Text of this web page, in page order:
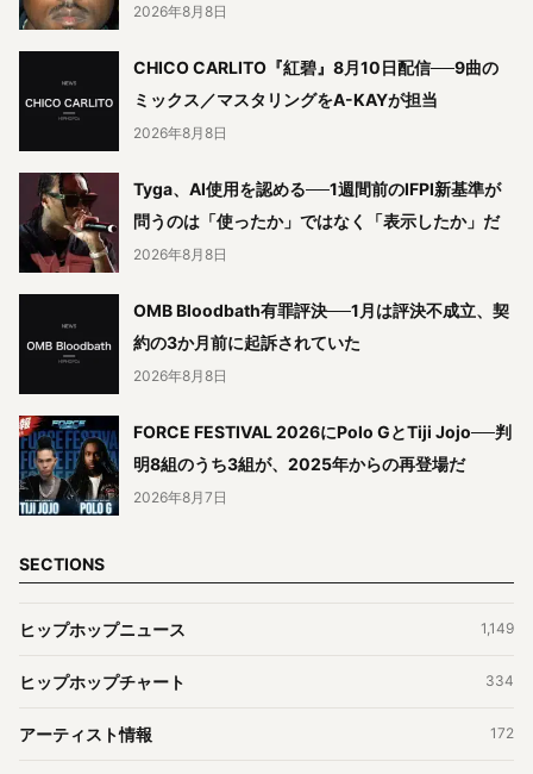
2026年8月8日
CHICO CARLITO『紅碧』8月10日配信──9曲の
ミックス／マスタリングをA-KAYが担当
2026年8月8日
Tyga、AI使用を認める──1週間前のIFPI新基準が
問うのは「使ったか」ではなく「表示したか」だ
2026年8月8日
OMB Bloodbath有罪評決──1月は評決不成立、契
約の3か月前に起訴されていた
2026年8月8日
FORCE FESTIVAL 2026にPolo GとTiji Jojo──判
明8組のうち3組が、2025年からの再登場だ
2026年8月7日
SECTIONS
ヒップホップニュース 1,149
ヒップホップチャート 334
アーティスト情報 172